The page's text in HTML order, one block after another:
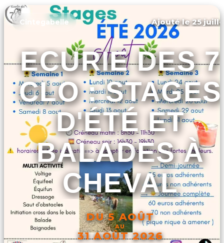
Cintegabelle Ajouté le 25
ECURIE DES 7
CLO : STAGES
D'ÉTÉ ET
BALADES À
CHEVAL
DU 5 AOÛT
AU
31 AOÛT 2026